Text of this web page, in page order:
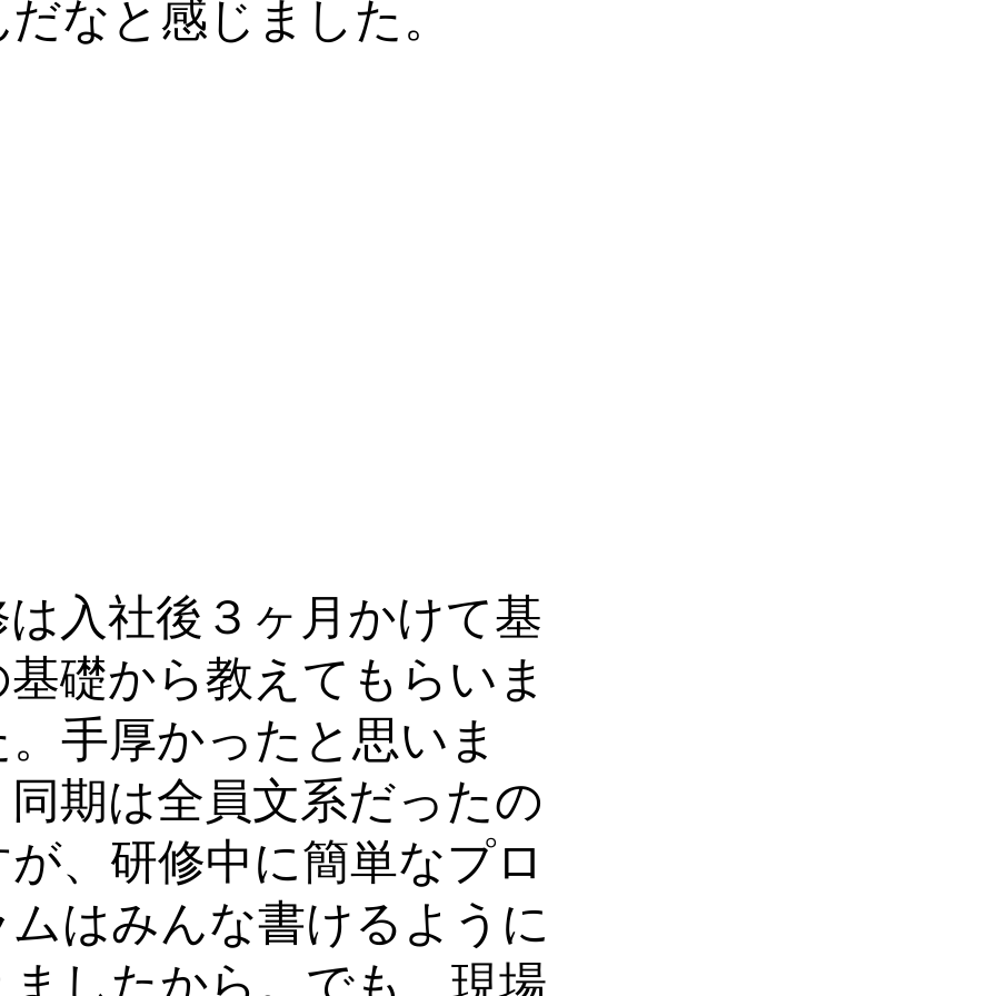
なと感じました。
入社後３ヶ月かけて基
礎から教えてもらいま
手厚かったと思いま
期は全員文系だったの
、研修中に簡単なプロ
はみんな書けるように
したから。でも、現場